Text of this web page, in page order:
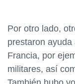
Por otro lado,
prestaron
Francia, por
militares, así